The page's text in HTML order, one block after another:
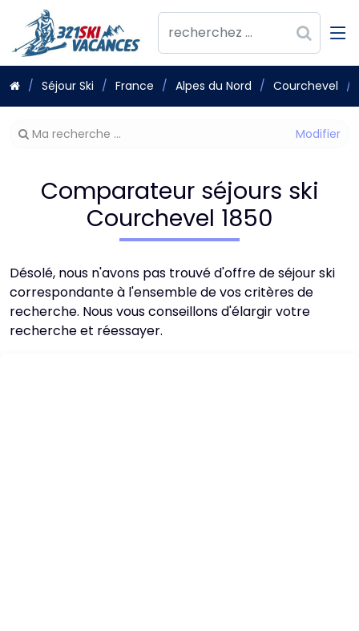
Séjour Ski France Alpes du Nord Courchevel
Modifier
Ma recherche ...
Comparateur séjours ski
Courchevel 1850
Désolé, nous n'avons pas trouvé d'offre de séjour ski
correspondante à l'ensemble de vos critères de
recherche. Nous vous conseillons d'élargir votre
recherche et réessayer.